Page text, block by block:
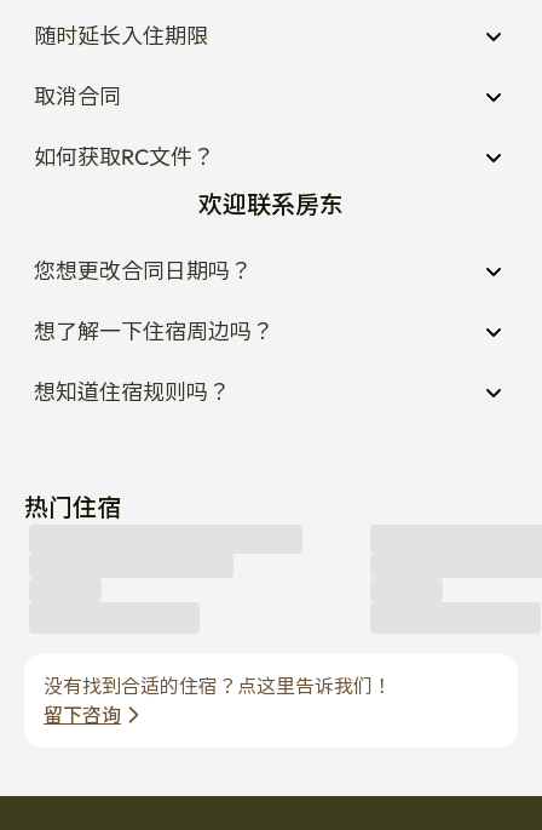
随时延长入住期限
取消合同
如何获取RC文件？
欢迎联系房东
您想更改合同日期吗？
想了解一下住宿周边吗？
想知道住宿规则吗？
热门住宿
没有找到合适的住宿？点这里告诉我们！
留下咨询